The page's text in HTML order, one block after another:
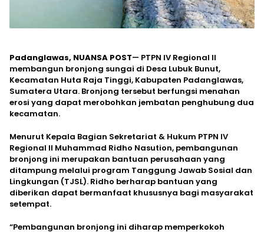
Padanglawas, NUANSA POST— PTPN IV Regional II
membangun bronjong sungai di Desa Lubuk Bunut,
Kecamatan Huta Raja Tinggi, Kabupaten Padanglawas,
Sumatera Utara. Bronjong tersebut berfungsi menahan
erosi yang dapat merobohkan jembatan penghubung dua
kecamatan.
Menurut Kepala Bagian Sekretariat & Hukum PTPN IV
Regional II Muhammad Ridho Nasution, pembangunan
bronjong ini merupakan bantuan perusahaan yang
ditampung melalui program Tanggung Jawab Sosial dan
Lingkungan (TJSL). Ridho berharap bantuan yang
diberikan dapat bermanfaat khususnya bagi masyarakat
setempat.
“Pembangunan bronjong ini diharap memperkokoh